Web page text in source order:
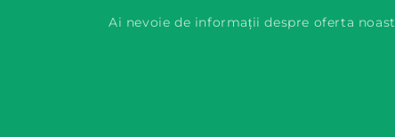
Ai nevoie de informații despre oferta